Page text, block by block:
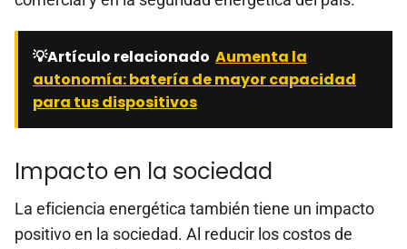
💡Artículo relacionado Aumenta la
autonomía: batería de mayor capacidad
para tus dispositivos
Impacto en la sociedad
La eficiencia energética también tiene un impacto
positivo en la sociedad. Al reducir los costos de